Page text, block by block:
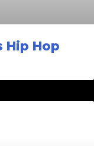
Hip Hop